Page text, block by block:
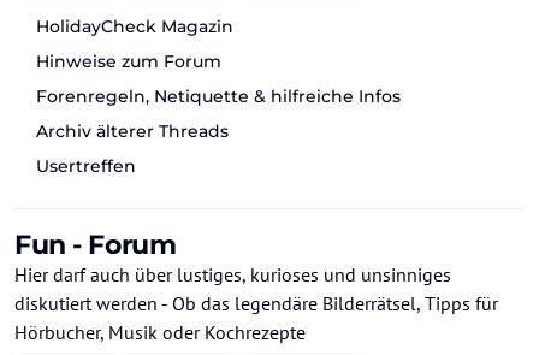
HolidayCheck Magazin
Hinweise zum Forum
Forenregeln, Netiquette & hilfreiche Infos
Archiv älterer Threads
Usertreffen
Fun - Forum
Hier darf auch über lustiges, kurioses und unsinniges
diskutiert werden - Ob das legendäre Bilderrätsel, Tipps für
Hörbucher, Musik oder Kochrezepte